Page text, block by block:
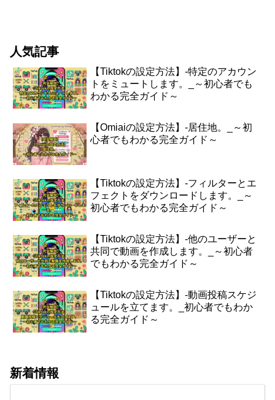
人気記事
【Tiktokの設定方法】-特定のアカウン
トをミュートします。_～初心者でも
わかる完全ガイド～
【Omiaiの設定方法】-居住地。_～初
心者でもわかる完全ガイド～
【Tiktokの設定方法】-フィルターとエ
フェクトをダウンロードします。_～
初心者でもわかる完全ガイド～
【Tiktokの設定方法】-他のユーザーと
共同で動画を作成します。_～初心者
でもわかる完全ガイド～
【Tiktokの設定方法】-動画投稿スケジ
ュールを立てます。_初心者でもわか
る完全ガイド～
新着情報